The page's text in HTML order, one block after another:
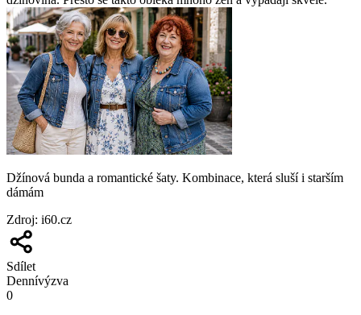
Džínová bunda a romantické šaty. Kombinace, která sluší i starším
dámám
Zdroj: i60.cz
Sdílet
Dennívýzva
0